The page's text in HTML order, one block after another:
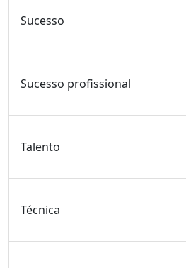
Sucesso
Sucesso profissional
Talento
Técnica